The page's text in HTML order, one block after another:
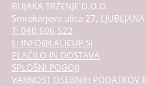
BUJAKA TRŽENJE D.O.O.
Smrekarjeva ulica 27, LJUBLJANA
T: 040 606 522
E: INFO@LALICUP.SI
PLAČILO IN DOSTAVA
SPLOŠNI POGOJI
VARNOST OSEBNIH PODATKOV